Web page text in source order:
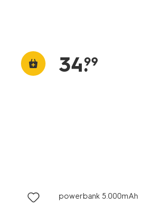
34.
99
powerbank 5.000mAh